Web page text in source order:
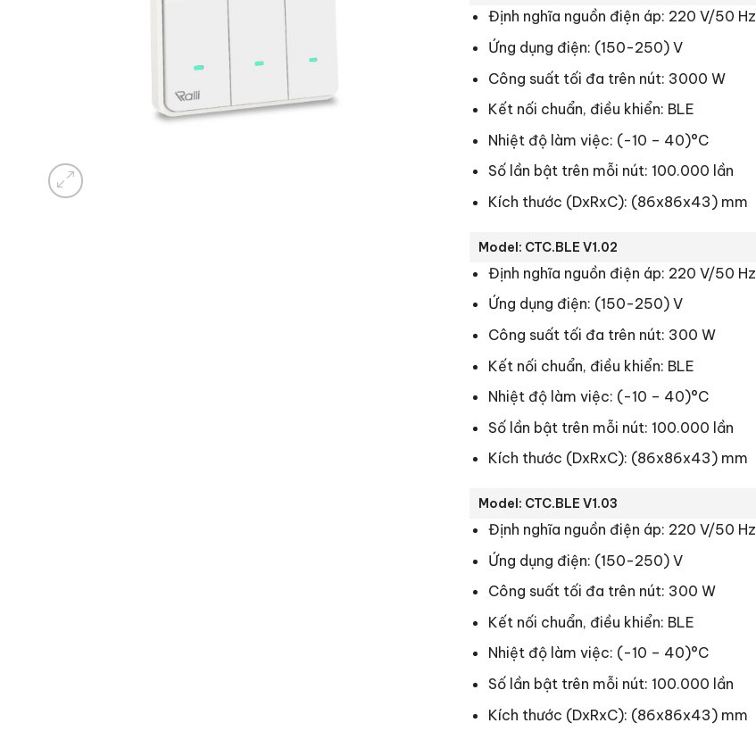
Định nghĩa nguồn điện áp: 220 V/50 Hz
Ứng dụng điện: (150-250) V
Công suất tối đa trên nút: 3000 W
Kết nối chuẩn, điều khiển: BLE
Nhiệt độ làm việc: (-10 – 40)°C
Số lần bật trên mỗi nút: 100.000 lần
Kích thước (DxRxC): (86x86x43) mm
Model: CTC.BLE V1.02
Định nghĩa nguồn điện áp: 220 V/50 Hz
Ứng dụng điện: (150-250) V
Công suất tối đa trên nút: 300 W
Kết nối chuẩn, điều khiển: BLE
Nhiệt độ làm việc: (-10 – 40)°C
Số lần bật trên mỗi nút: 100.000 lần
Kích thước (DxRxC): (86x86x43) mm
Model: CTC.BLE V1.03
Định nghĩa nguồn điện áp: 220 V/50 Hz
Ứng dụng điện: (150-250) V
Công suất tối đa trên nút: 300 W
Kết nối chuẩn, điều khiển: BLE
Nhiệt độ làm việc: (-10 – 40)°C
Số lần bật trên mỗi nút: 100.000 lần
Kích thước (DxRxC): (86x86x43) mm